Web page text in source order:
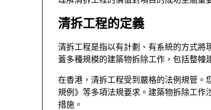
清拆工程的定義
清拆工程是指以有計劃、有系統的方式將
蓋多種規模的建築物拆除工作，包括整幢
在香港，清拆工程受到嚴格的法例規管。
規例》等多項法規要求。建築物拆除工作
措施。